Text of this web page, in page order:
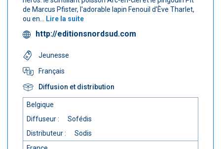
de Marcus Pfister, l'adorable lapin Fenouil d'Ève Tharlet,
ou en... Lire la suite
http://editionsnordsud.com
Jeunesse
Français
Diffusion et distribution
Belgique
Diffuseur :
Sofédis
Distributeur :
Sodis